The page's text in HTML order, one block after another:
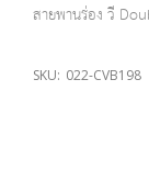
สายพานร่อง วี
SKU: 022-CVB198